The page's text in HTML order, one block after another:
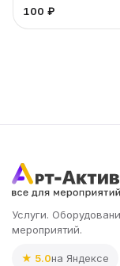
100 ₽
Услуги.
мероприятий.
★ 5.0на Яндексе